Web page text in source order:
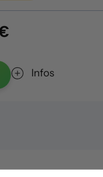
Infos